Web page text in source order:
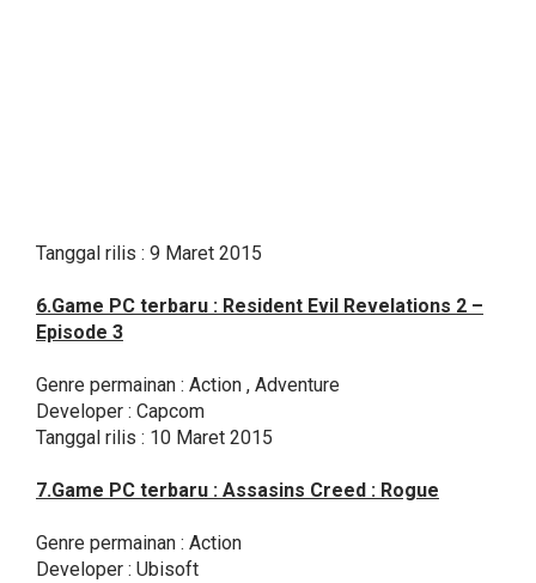
Tanggal rilis : 9 Maret 2015
6.Game PC terbaru : Resident Evil Revelations 2 –
Episode 3
Genre permainan : Action , Adventure
Developer : Capcom
Tanggal rilis : 10 Maret 2015
7.Game PC terbaru : Assasins Creed : Rogue
Genre permainan : Action
Developer : Ubisoft